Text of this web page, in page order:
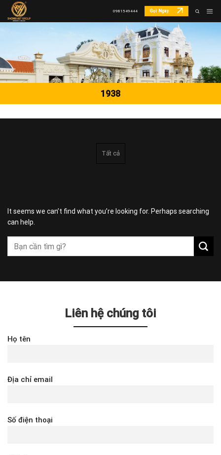
Skip
0981549444 Gọi Ngay
1938
Tất cả
It seems we can’t find what you’re looking for. Perhaps searching
can help.
Liên hệ chúng tôi
Họ tên
Địa chỉ email
Số điện thoại